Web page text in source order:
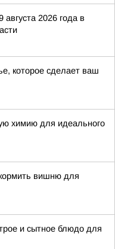
августа 2026 года в
которое сделает ваш
химию для идеального
вишню для
и сытное блюдо для